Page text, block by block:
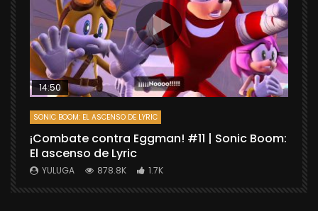
14:50
SONIC BOOM: EL ASCENSO DE LYRIC
¡Combate contra Eggman! #11 | Sonic Boom:
El ascenso de Lyric
YULUGA 878.8K 1.7K